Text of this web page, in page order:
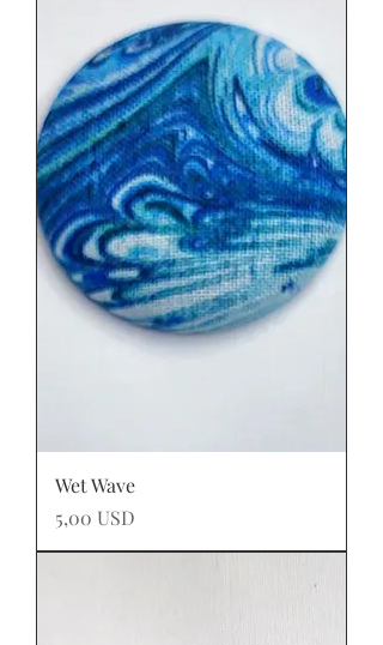
Wet Wave
Prezzo
5,00 USD